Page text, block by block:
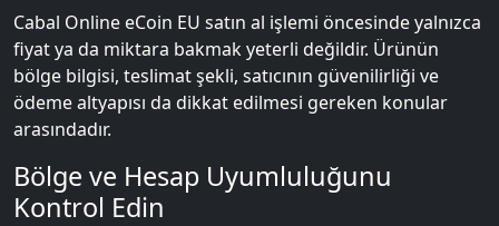
Cabal Online eCoin EU satın al işlemi öncesinde yalnızca
fiyat ya da miktara bakmak yeterli değildir. Ürünün
bölge bilgisi, teslimat şekli, satıcının güvenilirliği ve
ödeme altyapısı da dikkat edilmesi gereken konular
arasındadır.
Bölge ve Hesap Uyumluluğunu
Kontrol Edin